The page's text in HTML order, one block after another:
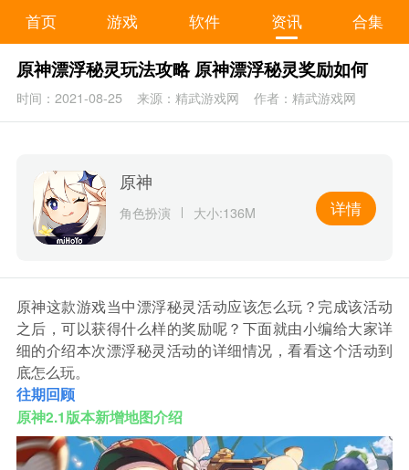
首页 游戏 软件 资讯 合集
原神漂浮秘灵玩法攻略 原神漂浮秘灵奖励如何
时间：2021-08-25 来源：精武游戏网 作者：精武游戏网
原神
角色扮演 大小:136M 详情
原神这款游戏当中漂浮秘灵活动应该怎么玩？完成该活动
之后，可以获得什么样的奖励呢？下面就由小编给大家详
细的介绍本次漂浮秘灵活动的详细情况，看看这个活动到
底怎么玩。
往期回顾
原神2.1版本新增地图介绍